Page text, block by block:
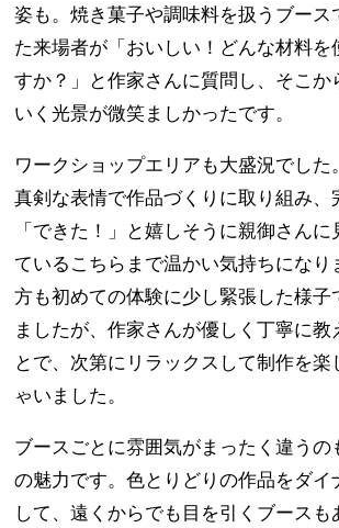
姿も。焼き菓子や調味料を扱うブース
た来場者が「おいしい！どんな材料を
すか？」と作家さんに質問し、そこか
いく光景が微笑ましかったです。
ワークショップエリアも大盛況でした
真剣な表情で作品づくりに取り組み、
「できた！」と嬉しそうに親御さん
ているこちらまで温かい気持ちになり
方も初めての体験に少し緊張した様子
ましたが、作家さんが優しく丁寧に教
とで、次第にリラックスして制作を楽
ゃいました。
ブースごとに雰囲気がまったく違うの
の魅力です。色とりどりの作品をダイ
して、遠くからでも目を引くブースも